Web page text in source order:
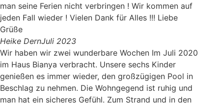
man seine Ferien nicht verbringen ! Wir kommen auf
jeden Fall wieder ! Vielen Dank für Alles !!! Liebe
Grüße
Heike DernJuli 2023
Wir haben wir zwei wunderbare Wochen Im Juli 2020
im Haus Bianya verbracht. Unsere sechs Kinder
genießen es immer wieder, den großzügigen Pool in
Beschlag zu nehmen. Die Wohngegend ist ruhig und
man hat ein sicheres Gefühl. Zum Strand und in den